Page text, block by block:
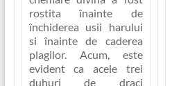
rostita înainte de
închiderea usii harului
si înainte de caderea
plagilor. Acum, este
evident ca acele trei
duhuri de draci